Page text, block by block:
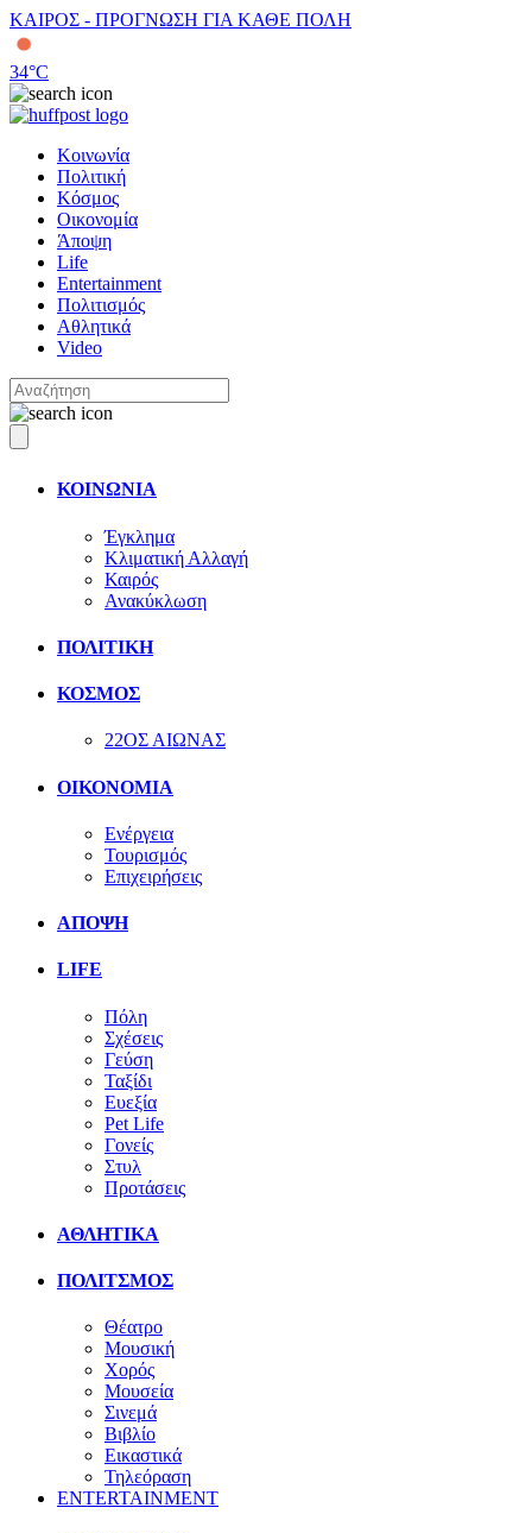
ΚΑΙΡΟΣ - ΠΡΟΓΝΩΣΗ ΓΙΑ ΚΑΘΕ ΠΟΛΗ
34°C
Κοινωνία
Πολιτική
Κόσμος
Οικονομία
Άποψη
Life
Entertainment
Πολιτισμός
Αθλητικά
Video
ΚΟΙΝΩΝΙΑ
Έγκλημα
Κλιματική Αλλαγή
Καιρός
Ανακύκλωση
ΠΟΛΙΤΙΚΗ
ΚΟΣΜΟΣ
22ΟΣ ΑΙΩΝΑΣ
ΟΙΚΟΝΟΜΙΑ
Ενέργεια
Τουρισμός
Επιχειρήσεις
ΑΠΟΨΗ
LIFE
Πόλη
Σχέσεις
Γεύση
Ταξίδι
Ευεξία
Pet Life
Γονείς
Στυλ
Προτάσεις
ΑΘΛΗΤΙΚΑ
ΠΟΛΙΤΣΜΟΣ
Θέατρο
Μουσική
Χορός
Μουσεία
Σινεμά
Βιβλίο
Εικαστικά
Τηλεόραση
ENTERTAINMENT